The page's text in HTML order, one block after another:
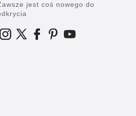
jest coś nowego do